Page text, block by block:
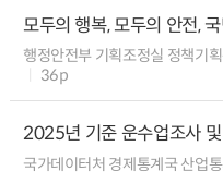
모두의 행복, 모두의 안전,
행정안전부 기획조정실 정책기
36p
2025년 기준 운수업조사 및
국가데이터처 경제통계국 산업